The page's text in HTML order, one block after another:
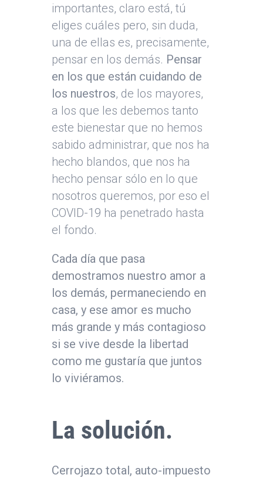
importantes, claro está, tú
eliges cuáles pero, sin duda,
una de ellas es, precisamente,
pensar en los demás. Pensar
en los que están cuidando de
los nuestros, de los mayores,
a los que les debemos tanto
este bienestar que no hemos
sabido administrar, que nos ha
hecho blandos, que nos ha
hecho pensar sólo en lo que
nosotros queremos, por eso el
COVID-19 ha penetrado hasta
el fondo.
Cada día que pasa
demostramos nuestro amor a
los demás, permaneciendo en
casa, y ese amor es mucho
más grande y más contagioso
si se vive desde la libertad
como me gustaría que juntos
lo viviéramos.
La solución.
Cerrojazo total, auto-impuesto